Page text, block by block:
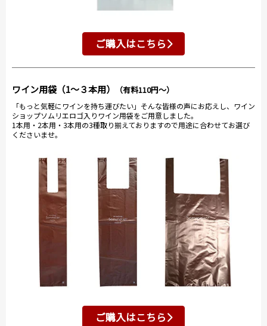
ご購入はこちら
ワイン用袋（1～３本用） （有料110円～）
「もっと気軽にワインを持ち運びたい」そんな皆様の声にお応えし、ワイン
ショップソムリエロゴ入りワイン用袋をご用意しました。
1本用・2本用・3本用の3種取り揃えておりますので用途に合わせてお選び
くださいませ。
ご購入はこちら